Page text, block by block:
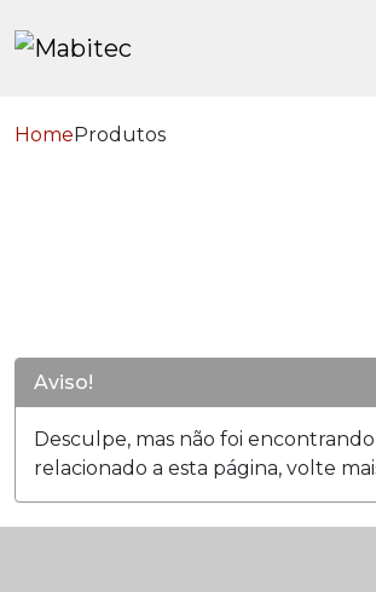
HomeProdutos
Aviso!
Desculpe, mas não foi
relacionado a esta página, volte